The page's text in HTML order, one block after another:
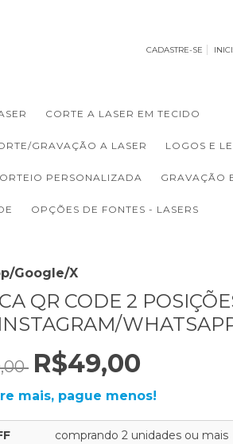
CADASTRE-SE
CORTE A LASER EM TECIDO
GRAVAÇÃO A LASER LOGOS E
PERSONALIZADA GRAVAÇÃO
OPÇÕES DE FONTES - LASERS
Google/X
QR CODE 2
R$49,00
mais, pague menos!
comprando 2 unidades ou mais